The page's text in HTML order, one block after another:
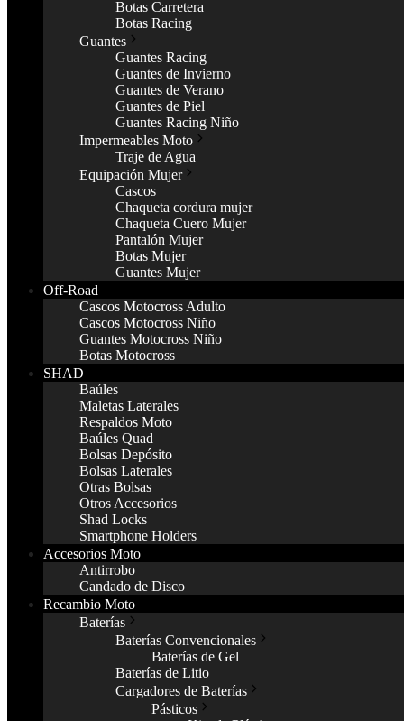
Botas Carretera
Botas Racing
Guantes
Guantes Racing
Guantes de Invierno
Guantes de Verano
Guantes de Piel
Guantes Racing Niño
Impermeables Moto
Traje de Agua
Equipación Mujer
Cascos
Chaqueta cordura mujer
Chaqueta Cuero Mujer
Pantalón Mujer
Botas Mujer
Guantes Mujer
Off-Road
Cascos Motocross Adulto
Cascos Motocross Niño
Guantes Motocross Niño
Botas Motocross
SHAD
Baúles
Maletas Laterales
Respaldos Moto
Baúles Quad
Bolsas Depósito
Bolsas Laterales
Otras Bolsas
Otros Accesorios
Shad Locks
Smartphone Holders
Accesorios Moto
Antirrobo
Candado de Disco
Recambio Moto
Baterías
Baterías Convencionales
Baterías de Gel
Baterías de Litio
Cargadores de Baterías
Pásticos